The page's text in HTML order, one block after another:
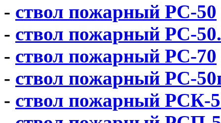
- ствол пожарный РС-50
- ствол пожарный РС-
- ствол пожарный РС-70
- ствол пожарный РС-
- ствол пожарный РСК-